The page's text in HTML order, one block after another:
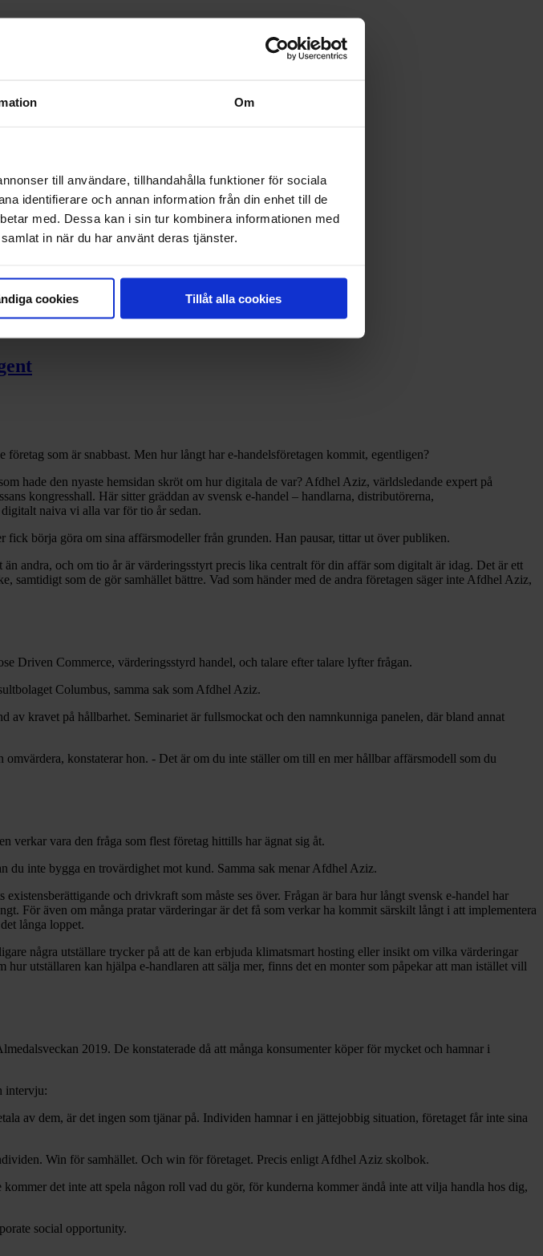
Om
till användare, tillhandahålla funktioner för sociala
identifierare och annan information från din enhet till de
med. Dessa kan i sin tur kombinera informationen med
in när du har använt deras tjänster.
cookies Tillåt alla cookies
som är snabbast. Men hur långt har e‑handelsföretagen kommit, egentligen?
hade den nyaste hemsidan skröt om hur digitala de var? Afdhel Aziz, världsledande expert på
kongresshall. Här sitter gräddan av svensk e-handel – handlarna, distributörerna,
naiva vi alla var för tio år sedan.
börja göra om sina affärsmodeller från grunden. Han pausar, tittar ut över publiken.
andra, och om tio år är värderingsstyrt precis lika centralt för din affär som digitalt är idag. Det är ett
som de gör samhället bättre. Vad som händer med de andra företagen säger inte Afdhel Aziz,
Driven Commerce, värderingsstyrd handel, och talare efter talare lyfter frågan.
Columbus, samma sak som Afdhel Aziz.
kravet på hållbarhet. Seminariet är fullsmockat och den namnkunniga panelen, där bland annat
konstaterar hon. - Det är om du inte ställer om till en mer hållbar affärsmodell som du
verkar vara den fråga som flest företag hittills har ägnat sig åt.
du inte bygga en trovärdighet mot kund. Samma sak menar Afdhel Aziz.
och drivkraft som måste ses över. Frågan är bara hur långt svensk e-handel har
För även om många pratar värderingar är det få som verkar ha kommit särskilt långt i att implementera
långa loppet.
några utställare trycker på att de kan erbjuda klimatsmart hosting eller insikt om vilka värderingar
utställaren kan hjälpa e-handlaren att sälja mer, finns det en monter som påpekar att man istället vill
2019. De konstaterade då att många konsumenter köper för mycket och hamnar i
intervju:
av dem, är det ingen som tjänar på. Individen hamnar i en jättejobbig situation, företaget får inte sina
Win för samhället. Och win för företaget. Precis enligt Afdhel Aziz skolbok.
det inte att spela någon roll vad du gör, för kunderna kommer ändå inte att vilja handla hos dig,
social opportunity.